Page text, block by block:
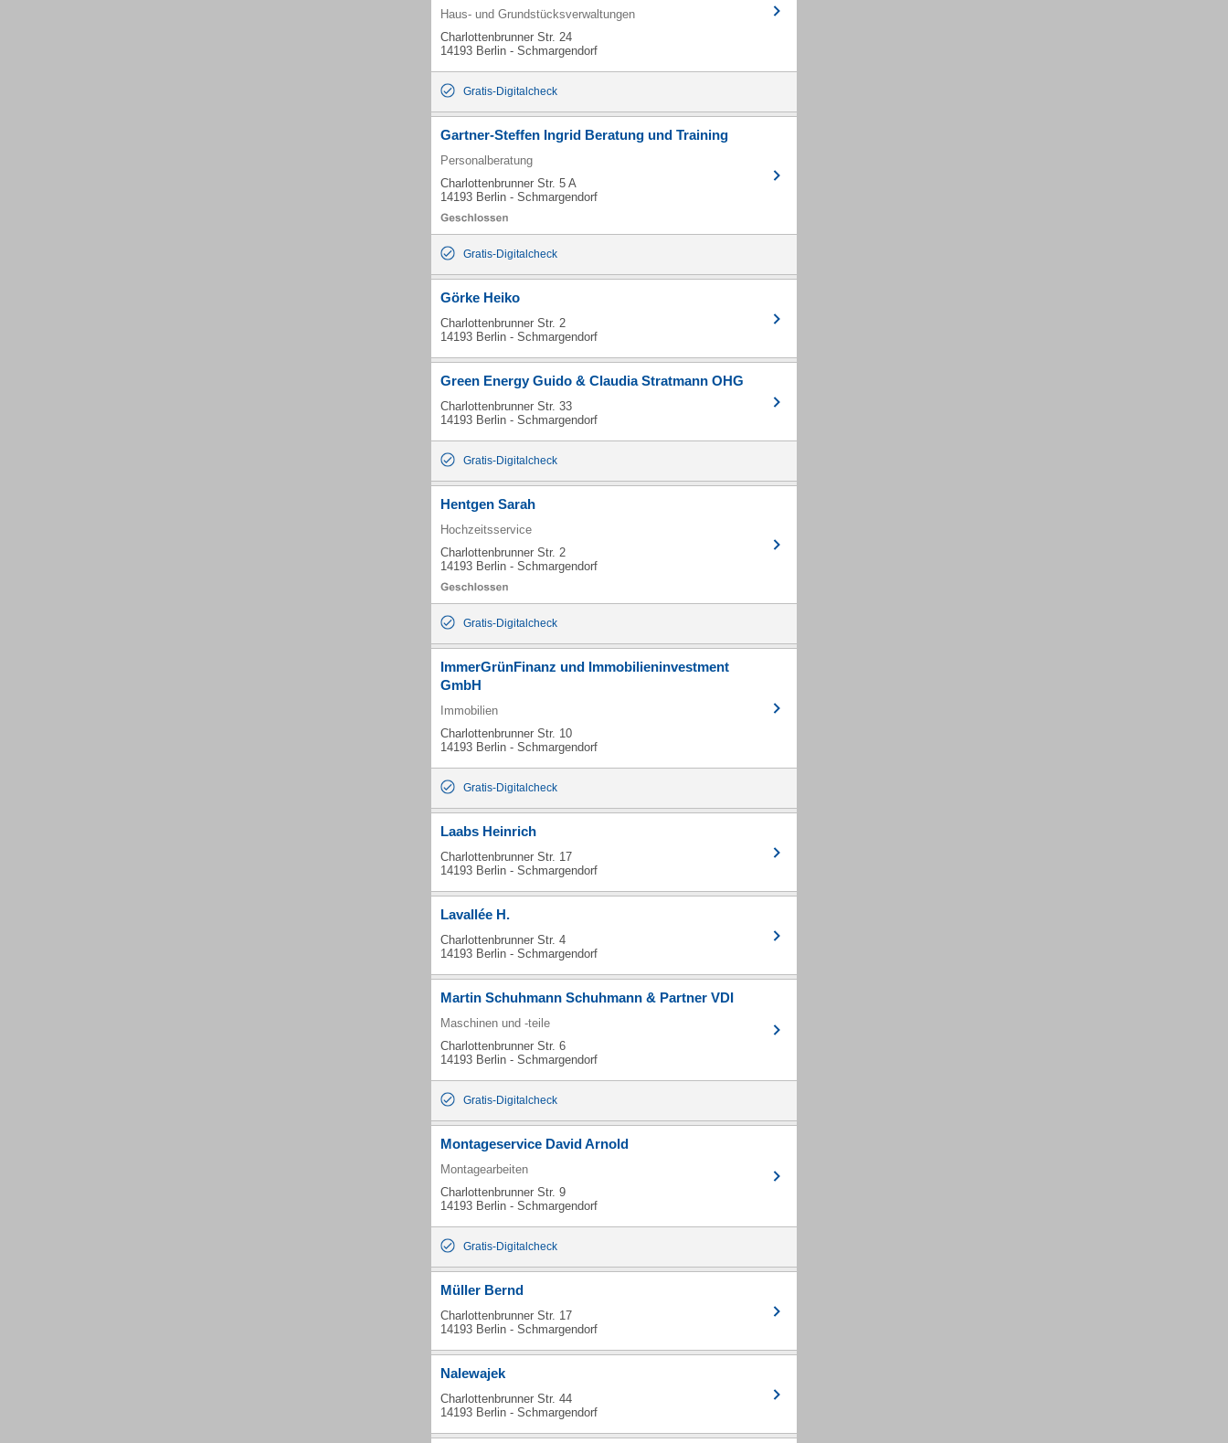
Haus- und Grundstücksverwaltungen
Charlottenbrunner Str. 24
14193 Berlin - Schmargendorf
Gratis-Digitalcheck
Gartner-Steffen Ingrid Beratung und Training
Personalberatung
Charlottenbrunner Str. 5 A
14193 Berlin - Schmargendorf
Gratis-Digitalcheck
Görke Heiko
Charlottenbrunner Str. 2
14193 Berlin - Schmargendorf
Green Energy Guido & Claudia Stratmann OHG
Charlottenbrunner Str. 33
14193 Berlin - Schmargendorf
Gratis-Digitalcheck
Hentgen Sarah
Hochzeitsservice
Charlottenbrunner Str. 2
14193 Berlin - Schmargendorf
Gratis-Digitalcheck
ImmerGrünFinanz und Immobilieninvestment
GmbH
Immobilien
Charlottenbrunner Str. 10
14193 Berlin - Schmargendorf
Gratis-Digitalcheck
Laabs Heinrich
Charlottenbrunner Str. 17
14193 Berlin - Schmargendorf
Lavallée H.
Charlottenbrunner Str. 4
14193 Berlin - Schmargendorf
Martin Schuhmann Schuhmann & Partner VDI
Maschinen und -teile
Charlottenbrunner Str. 6
14193 Berlin - Schmargendorf
Gratis-Digitalcheck
Montageservice David Arnold
Montagearbeiten
Charlottenbrunner Str. 9
14193 Berlin - Schmargendorf
Gratis-Digitalcheck
Müller Bernd
Charlottenbrunner Str. 17
14193 Berlin - Schmargendorf
Nalewajek
Charlottenbrunner Str. 44
14193 Berlin - Schmargendorf